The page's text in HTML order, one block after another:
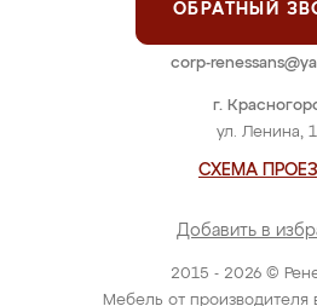
2015 - 2026 ©
Мебель от производителя
г.
ул. Ленина,
СХЕМА
Добавить в
ОБРАТНЫЙ
corp-